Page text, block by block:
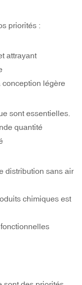
priorités :
attrayant
légère
sont essentielles.
quantité
distribution sans air
chimiques est